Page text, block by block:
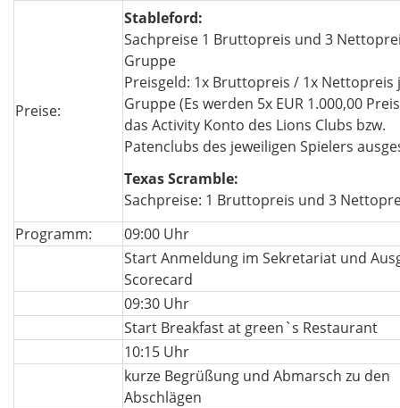
Preise:
Stableford:
Sachpreise 1 Bruttopreis und 3
Gruppe
Preisgeld: 1x Bruttopreis / 1x Nettopreis
Gruppe (Es werden 5x EUR 1.000,00
das Activity Konto des Lions Clubs bzw.
Patenclubs des jeweiligen Spielers
Texas Scramble:
Sachpreise: 1 Bruttopreis und 3
Programm:
09:00 Uhr
Start Anmeldung im Sekretariat und
Scorecard
09:30 Uhr
Start Breakfast at green`s Restaurant
10:15 Uhr
kurze Begrüßung und Abmarsch zu den
Abschlägen